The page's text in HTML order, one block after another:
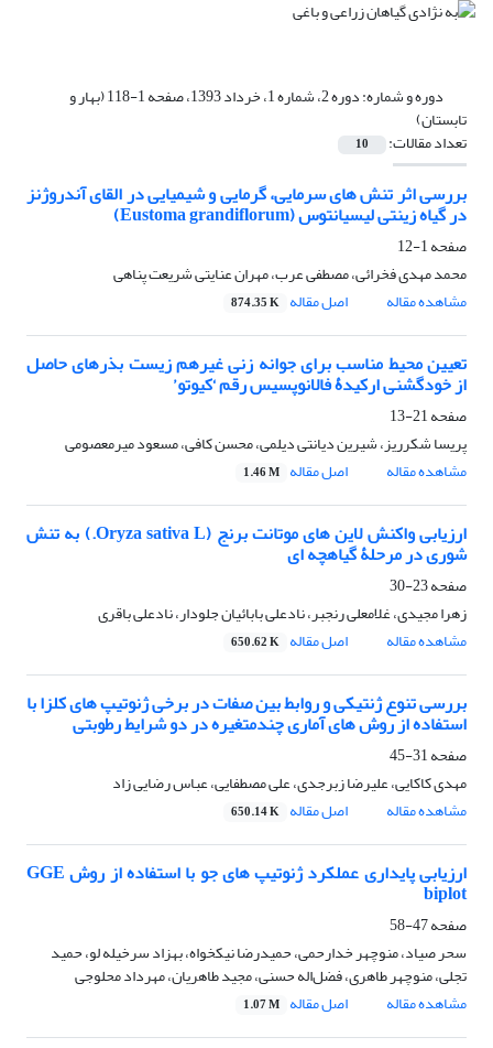
دوره و شماره: دوره 2، شماره 1، خرداد 1393، صفحه 1-118 (بهار و
تابستان)
تعداد مقالات: 10
بررسی اثر تنش ‏های سرمایی، گرمایی و شیمیایی در القای آندروژنز
در گیاه زینتی لیسیانتوس (Eustoma grandiflorum)
صفحه1-12
محمد مهدی فخرائی، مصطفی عرب، مهران عنایتی شریعت پناهی
مشاهده مقاله
اصل مقاله 874.35 K
تعیین محیط مناسب برای جوانه ‏زنی غیرهم زیست بذرهای حاصل
از خودگشنی ارکیدۀ فالانوپسیس رقم ‘کیوتو’
صفحه21-13
پریسا شکرریز، شیرین دیانتی دیلمی، محسن کافی، مسعود میرمعصومی
مشاهده مقاله
اصل مقاله 1.46 M
ارزیابی واکنش لاین‏ های موتانت برنج (Oryza sativa L.) به تنش
شوری در مرحلۀ گیاهچه‏ ای
صفحه23-30
زهرا مجیدی، غلامعلی رنجبر، نادعلی بابائیان جلودار، نادعلی باقری
مشاهده مقاله
اصل مقاله 650.62 K
بررسی تنوع ژنتیکی و روابط بین صفات در برخی ژنوتیپ‏ های کلزا با
استفاده از روش‏ های آماری چندمتغیره در دو شرایط رطوبتی
صفحه31-45
مهدی کاکایی، علیرضا زبرجدی، علی مصطفایی، عباس رضایی زاد
مشاهده مقاله
اصل مقاله 650.14 K
ارزیابی پایداری عملکرد ژنوتیپ‏ های جو با استفاده از روش GGE
biplot
صفحه47-58
سحر صیاد، منوچهر خدارحمی، حمیدرضا نیکخواه، بهزاد سرخی‏له لو، حمید
تجلی، منوچهر طاهری، فضل‌اله حسنی، مجید طاهریان، مهرداد محلوجی
مشاهده مقاله
اصل مقاله 1.07 M